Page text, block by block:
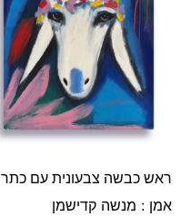
ראש כבשה צבעונית עם כתר
אמן : מנשה קדישמן